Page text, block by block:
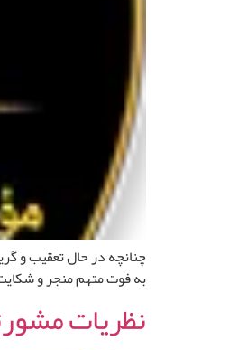
چنانچه در حال تعقیب و
به فوت متهم منجر و
نظریات